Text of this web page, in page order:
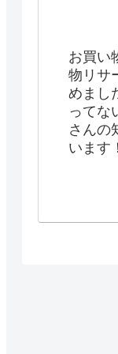
お買い
物リサ
めまし
ってな
さんの
います！